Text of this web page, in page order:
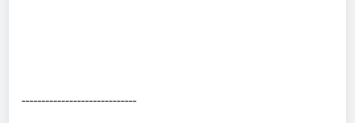
-----------------------------